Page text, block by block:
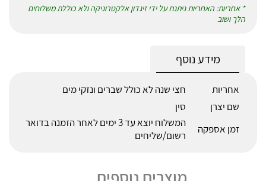
* אחריות: האחריות ניתנת על ידי זיגדון אלקטרוניקה ולא כוללת משלוחים
הלך ושוב
מידע נוסף
אחריות
חצי שנה לא כולל שברים ונזקי מים
שם יצרן
סין
זמן אספקה
המשלוח יוצא עד 3 ימים לאחר הזמנה בדואר
רשום/שליחים